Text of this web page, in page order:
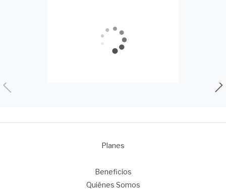
Planes
Beneficios
Quiénes Somos